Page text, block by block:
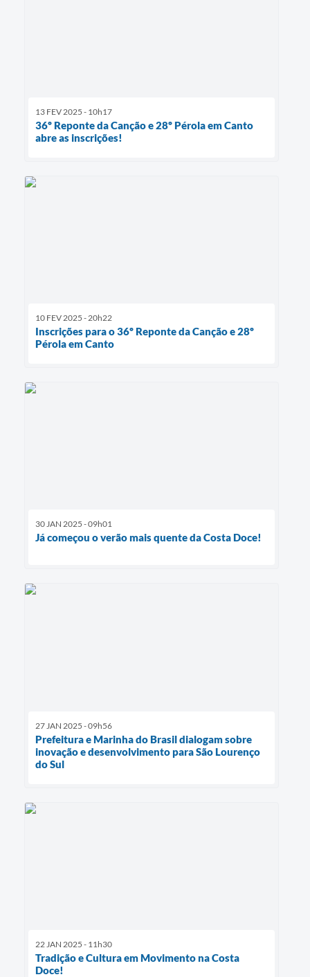
13 FEV 2025 - 10h17
36º Reponte da Canção e 28º Pérola em Canto
abre as inscrições!
10 FEV 2025 - 20h22
Inscrições para o 36º Reponte da Canção e 28º
Pérola em Canto
30 JAN 2025 - 09h01
Já começou o verão mais quente da Costa Doce!
27 JAN 2025 - 09h56
Prefeitura e Marinha do Brasil dialogam sobre
inovação e desenvolvimento para São Lourenço
do Sul
22 JAN 2025 - 11h30
Tradição e Cultura em Movimento na Costa
Doce!